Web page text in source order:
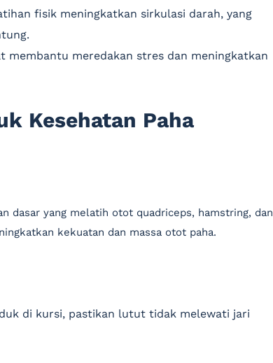
fisik meningkatkan sirkulasi darah, yang
membantu meredakan stres dan meningkatkan
Kesehatan Paha
dasar yang melatih otot quadriceps, hamstring, dan
kekuatan dan massa otot paha.
di kursi, pastikan lutut tidak melewati jari